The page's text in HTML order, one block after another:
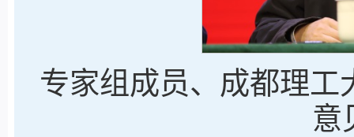
专家组成员、成都理
意